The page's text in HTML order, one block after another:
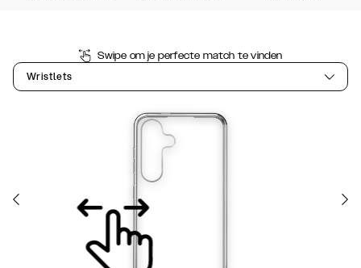
Swipe om je perfecte match te vinden
Wristlets